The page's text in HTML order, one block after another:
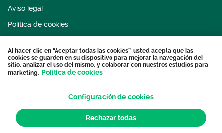
Aviso legal
Política de cookies
Protección datos personales
Contacto
Al hacer clic en “Aceptar todas las cookies”, usted acepta que las
cookies se guarden en su dispositivo para mejorar la navegación del
sitio, analizar el uso del mismo, y colaborar con nuestros estudios para
marketing. Política de cookies
Configuración de cookies
Rechazar todas